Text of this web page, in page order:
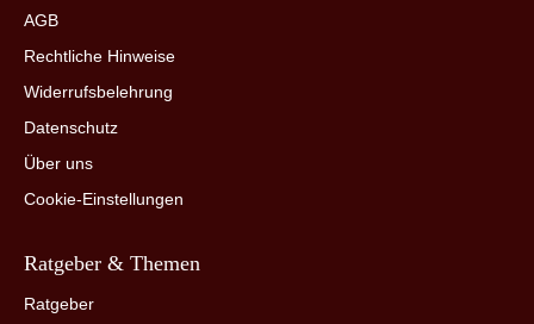
AGB
Rechtliche Hinweise
Widerrufsbelehrung
Datenschutz
Über uns
Cookie-Einstellungen
Ratgeber & Themen
Ratgeber